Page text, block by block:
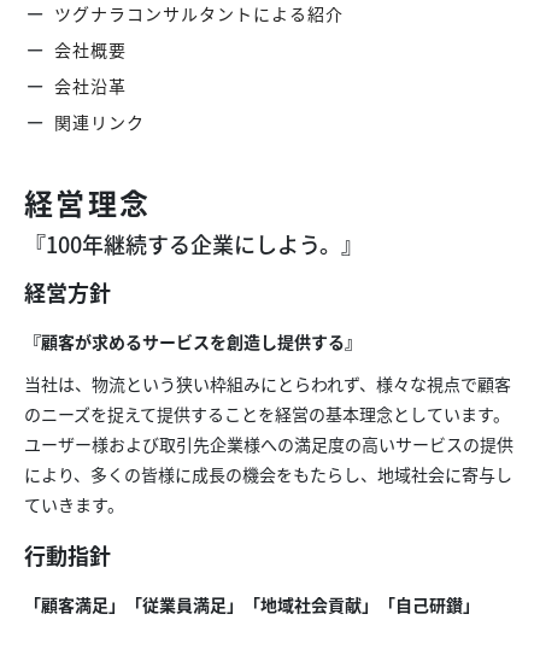
ツグナラコンサルタントによる紹介
会社概要
会社沿革
関連リンク
経営理念
『100年継続する企業にしよう。』
経営方針
『顧客が求めるサービスを創造し提供する』
当社は、物流という狭い枠組みにとらわれず、様々な視点で顧客
のニーズを捉えて提供することを経営の基本理念としています。
ユーザー様および取引先企業様への満足度の高いサービスの提供
により、多くの皆様に成長の機会をもたらし、地域社会に寄与し
ていきます。
行動指針
「顧客満足」「従業員満足」「地域社会貢献」「自己研鑚」